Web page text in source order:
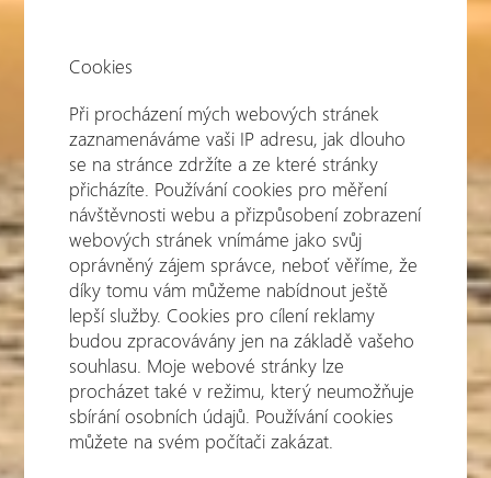
Cookies
Při procházení mých webových stránek
zaznamenáváme vaši IP adresu, jak dlouho
se na stránce zdržíte a ze které stránky
přicházíte. Používání cookies pro měření
návštěvnosti webu a přizpůsobení zobrazení
webových stránek vnímáme jako svůj
oprávněný zájem správce, neboť věříme, že
díky tomu vám můžeme nabídnout ještě
lepší služby. Cookies pro cílení reklamy
budou zpracovávány jen na základě vašeho
souhlasu. Moje webové stránky lze
procházet také v režimu, který neumožňuje
sbírání osobních údajů. Používání cookies
můžete na svém počítači zakázat.